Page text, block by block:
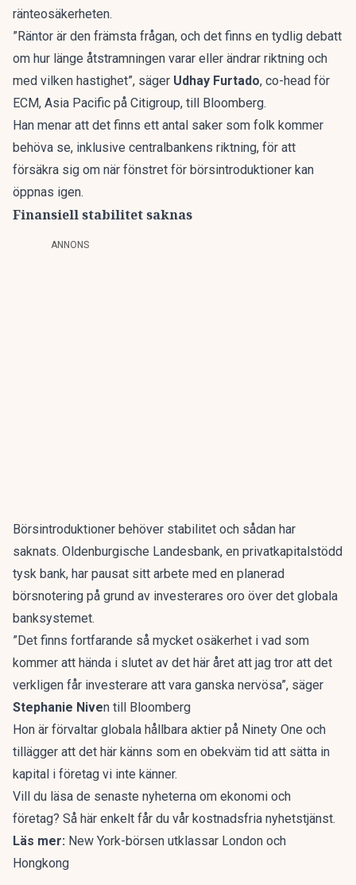
ränteosäkerheten.
”Räntor är den främsta frågan, och det finns en tydlig debatt
om hur länge åtstramningen varar eller ändrar riktning och
med vilken hastighet”, säger Udhay Furtado, co-head för
ECM, Asia Pacific på Citigroup, till Bloomberg.
Han menar att det finns ett antal saker som folk kommer
behöva se, inklusive centralbankens riktning, för att
försäkra sig om när fönstret för börsintroduktioner kan
öppnas igen.
Finansiell stabilitet saknas
ANNONS
Börsintroduktioner behöver stabilitet och sådan har
saknats. Oldenburgische Landesbank, en privatkapitalstödd
tysk bank, har pausat sitt arbete med en planerad
börsnotering på grund av investerares oro över det globala
banksystemet.
”Det finns fortfarande så mycket osäkerhet i vad som
kommer att hända i slutet av det här året att jag tror att det
verkligen får investerare att vara ganska nervösa”, säger
Stephanie Niven till Bloomberg
Hon är förvaltar globala hållbara aktier på Ninety One och
tillägger att det här känns som en obekväm tid att sätta in
kapital i företag vi inte känner.
Vill du läsa de senaste nyheterna om ekonomi och
företag? Så här enkelt får du vår kostnadsfria nyhetstjänst.
Läs mer: New York-börsen utklassar London och
Hongkong